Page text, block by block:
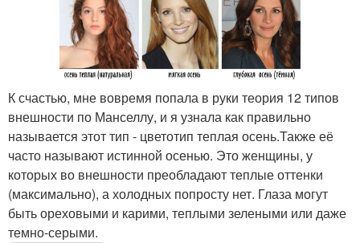
К счастью, мне вовремя попала в руки теория 12 типов
внешности по Манселлу, и я узнала как правильно
называется этот тип - цветотип теплая осень.Также её
часто называют истинной осенью. Это женщины, у
которых во внешности преобладают теплые оттенки
(максимально), а холодных попросту нет. Глаза могут
быть ореховыми и карими, теплыми зелеными или даже
темно-серыми.